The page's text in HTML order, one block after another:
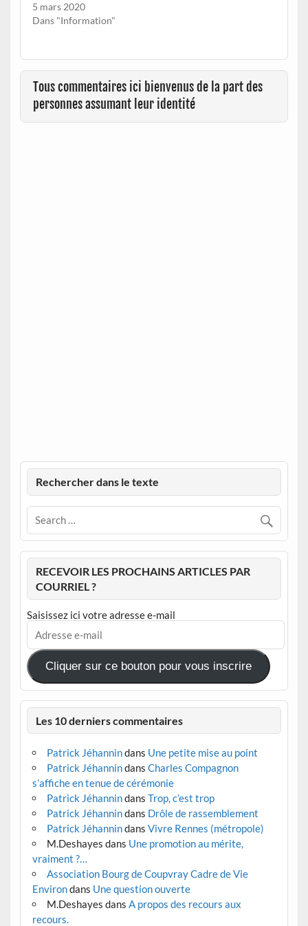
5 mars 2020
Dans "Information"
Tous commentaires ici bienvenus de la part des
personnes assumant leur identité
Rechercher dans le texte
RECEVOIR LES PROCHAINS ARTICLES PAR
COURRIEL ?
Saisissez ici votre adresse e-mail
Adresse
mail
Cliquer sur ce bouton pour vous inscrire
Les 10 derniers commentaires
Patrick Jéhannindans Une petite mise au point
Patrick Jéhannindans Charles Compagnon
s’affiche en tenue de cérémonie
Patrick Jéhannindans Trop, c’est trop
Patrick Jéhannindans Drôle de rassemblement
Patrick Jéhannindans Vivre Rennes (métropole)
M.Deshayes dans Une promotion au mérite,
vraiment ?…
Association Bourg de Coupvray Cadre de Vie
Environdans Une question ouverte
M.Deshayes dans A propos des recours aux
recours.